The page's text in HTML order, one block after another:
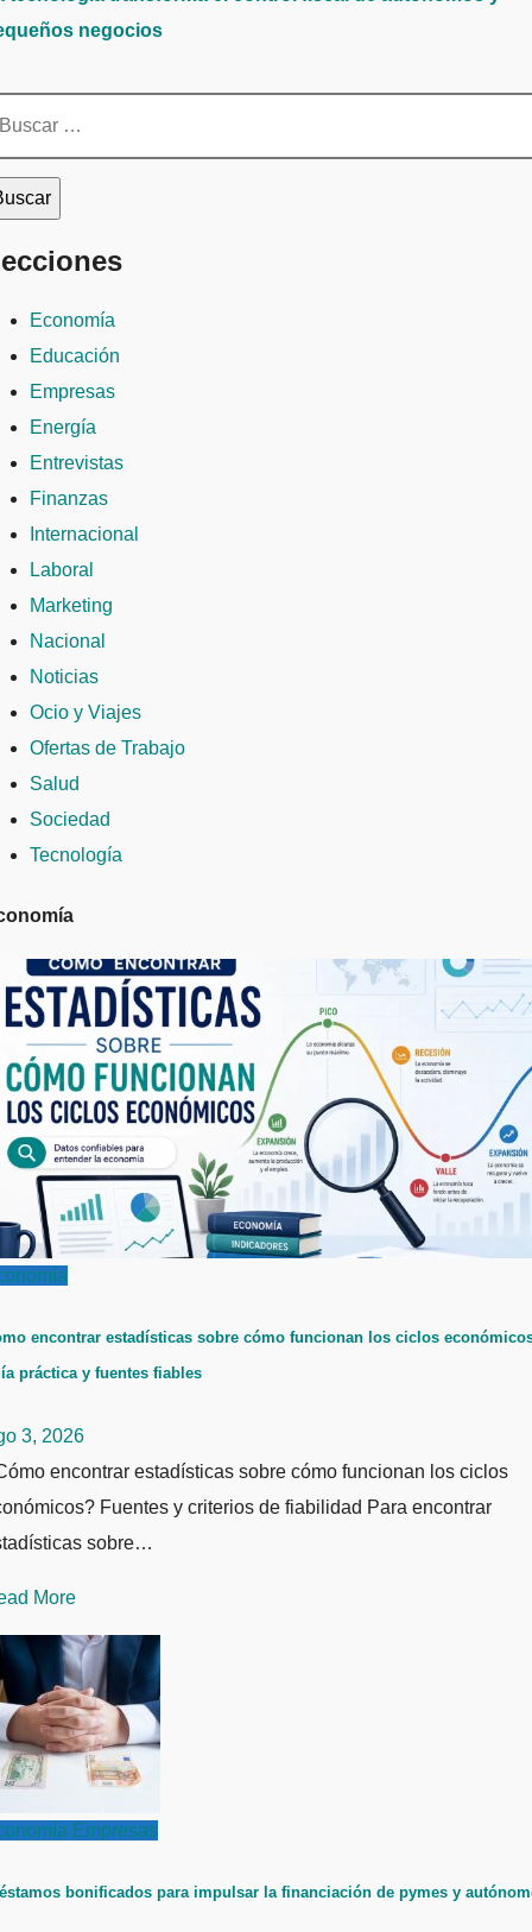
negocios
Economía
Educación
Empresas
Energía
Entrevistas
Finanzas
Internacional
Laboral
Marketing
Nacional
Noticias
Ocio y Viajes
Ofertas de Trabajo
Salud
Sociedad
Tecnología
encontrar estadísticas sobre cómo funcionan los ciclos
práctica y fuentes fiables
3, 2026
encontrar estadísticas sobre cómo funcionan los ciclos
Fuentes y criterios de fiabilidad Para encontrar
sobre…
More
Empresas
bonificados para impulsar la financiación de pymes y